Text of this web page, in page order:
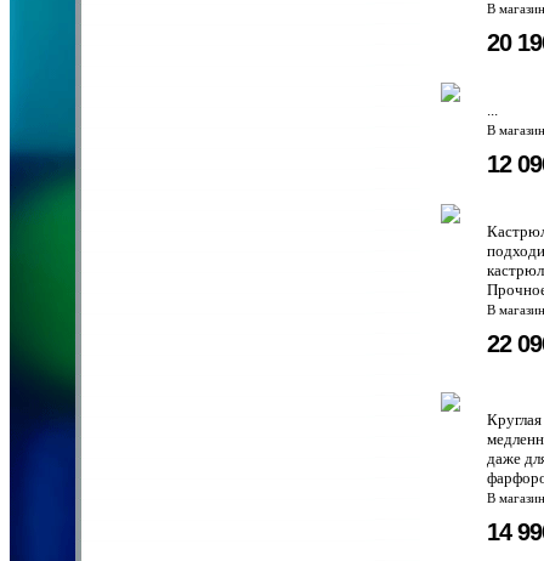
В
20
...
В
12
В
22
даже
В
14